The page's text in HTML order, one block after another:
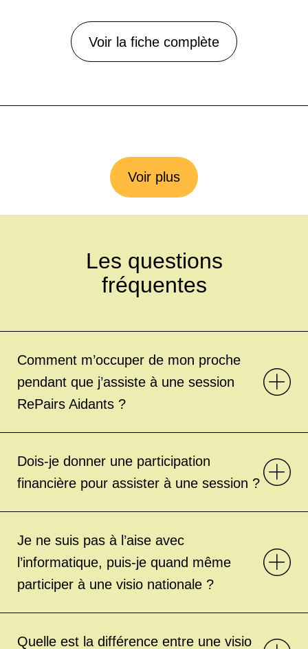
Voir la fiche complète
Voir plus
Les questions
fréquentes
Comment m’occuper de mon proche
pendant que j’assiste à une session
RePairs Aidants ?
Dois-je donner une participation
financière pour assister à une session ?
Je ne suis pas à l’aise avec
l’informatique, puis-je quand même
participer à une visio nationale ?
Quelle est la différence entre une visio